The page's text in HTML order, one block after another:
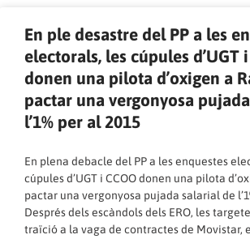
En ple desastre del PP a les
electorals, les cúpules d’UGT
donen una pilota d’oxigen a
pactar una vergonyosa
l’1% per al 2015
En plena debacle del PP a les enquestes
cúpules d’UGT i CCOO donen una pilota
pactar una vergonyosa pujada salarial de
Després dels escàndols dels ERO, les
traïció a la vaga de contractes de Movistar,